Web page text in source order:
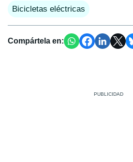
Bicicletas eléctricas
Compártela en: